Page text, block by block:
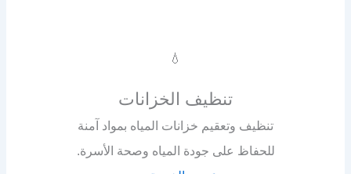
تنظيف الخزانات
تنظيف وتعقيم خزانات المياه بمواد آمنة
للحفاظ على جودة المياه وصحة الأسرة.